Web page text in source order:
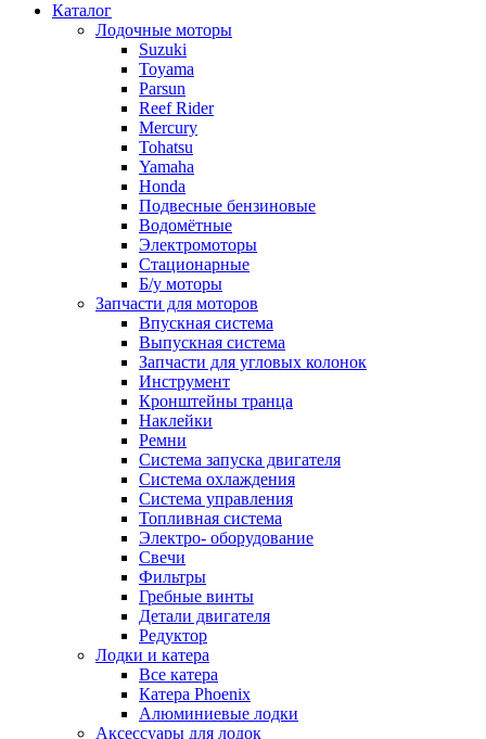
Каталог
Лодочные моторы
Suzuki
Toyama
Parsun
Reef Rider
Mercury
Tohatsu
Yamaha
Honda
Подвесные бензиновые
Водомётные
Электромоторы
Стационарные
Б/у моторы
Запчасти для моторов
Впускная система
Выпускная система
Запчасти для угловых колонок
Инструмент
Кронштейны транца
Наклейки
Ремни
Система запуска двигателя
Система охлаждения
Система управления
Топливная система
Электро- оборудование
Свечи
Фильтры
Гребные винты
Детали двигателя
Редуктор
Лодки и катера
Все катера
Катера Phoenix
Алюминиевые лодки
Аксессуары для лодок